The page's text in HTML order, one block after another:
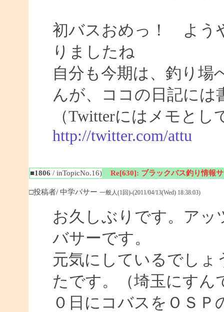
初バスおめっ！ よう
りましたね
自分も今期は、釣り場
んが、ココの日記には
（Twitterにはメモと
http://twitter.com/attu
■1806 / inTopicNo.16) Re[630]: ブラックバス釣り情報
□投稿者/ 中学バサー 一般人(1回)-(2011/04/13(Wed) 18:38:03)
お久しぶりです。アッ
バサーです。
元気にしているでしょ
たです。（埼玉にすん
０日にコバスをＯＳ